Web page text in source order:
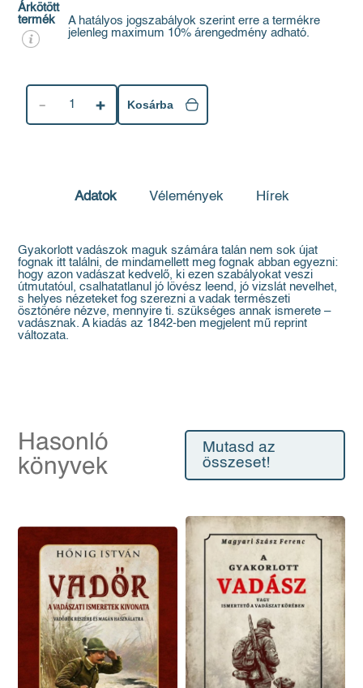
Árkötött
termék
A hatályos jogszabályok szerint erre a termékre
jelenleg maximum 10% árengedmény adható.
1 Kosárba
Adatok Vélemények Hírek
Gyakorlott vadászok maguk számára talán nem sok újat
fognak itt találni, de mindamellett meg fognak abban egyezni:
hogy azon vadászat kedvelő, ki ezen szabályokat veszi
útmutatóul, csalhatatlanul jó lövész leend, jó vizslát nevelhet,
s helyes nézeteket fog szerezni a vadak természeti
ösztönére nézve, mennyire ti. szükséges annak ismerete –
vadásznak. A kiadás az 1842-ben megjelent mű reprint
változata.
Hasonló
könyvek
Mutasd az
összeset!